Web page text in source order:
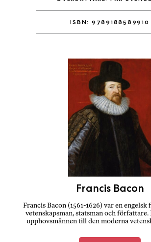
ISBN: 9789188589910
Francis Bacon
Francis Bacon (1561-1626) var en engelsk
vetenskapsman, statsman och författare.
upphovsmännen till den moderna